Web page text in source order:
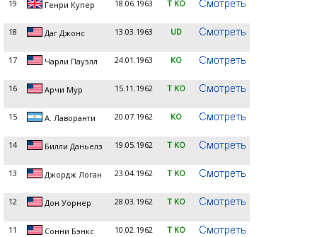
19 Генри Купер 18.06.1963 T KO
18 Даг Джонс 13.03.1963 UD
17 Чарли Пауэлл 24.01.1963 KO
16 Арчи Мур 15.11.1962 T KO
15 А. Лаворанти 20.07.1962 KO
14 Билли Даньелз 19.05.1962 T KO
13 Джордж Логан 23.04.1962 T KO
12 Дон Уорнер 28.03.1962 T KO
11 Сонни Бэнкс 10.02.1962 T KO